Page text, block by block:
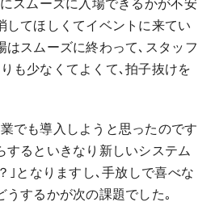
スムーズに入場できるかが不安
してほしくてイベントに来てい
はスムーズに終わって､スタッフ
も少なくてよくて､拍子抜けを
でも導入しようと思ったのです
するといきなり新しいシステム
｣となりますし､手放しで喜べな
うするかが次の課題でした｡